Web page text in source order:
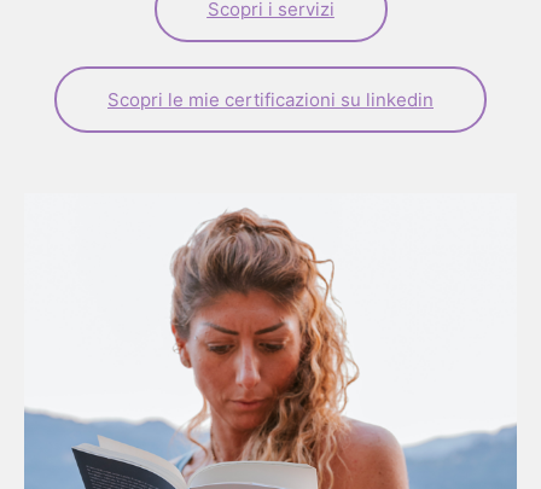
Scopri i servizi
Scopri le mie certificazioni su linkedin